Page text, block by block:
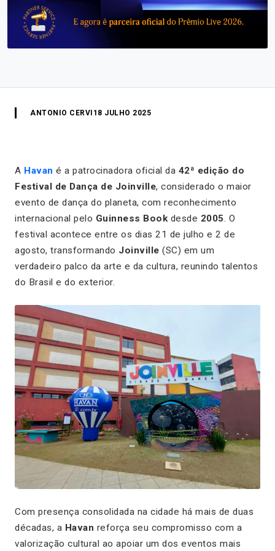
ANTONIO CERVI 18 JULHO 2025
A Havan é a patrocinadora oficial da 42ª edição do
Festival de Dança de Joinville, considerado o maior
evento de dança do planeta, com reconhecimento
internacional pelo Guinness Bookdesde 2005. O
festival acontece entre os dias 21 de julho e 2 de
agosto, transformando Joinville (SC) em um
verdadeiro palco da arte e da cultura, reunindo talentos
do Brasil e do exterior.
Com presença consolidada na cidade há mais de duas
décadas, a Havan reforça seu compromisso com a
valorização cultural ao apoiar um dos eventos mais